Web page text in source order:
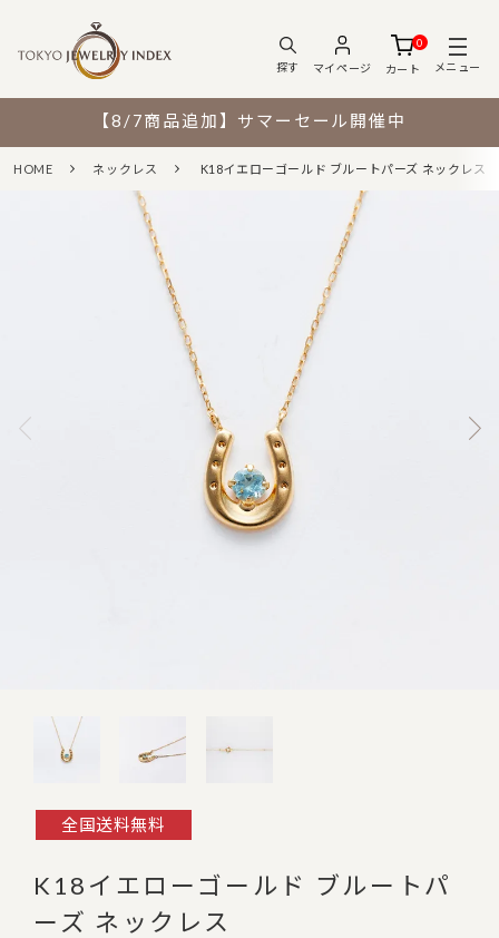
探す マイページ
0
カート
メニュー
【8/7商品追加】サマーセール開催中
HOME ネックレス K18イエローゴールド ブルートパーズ ネックレス
全国送料無料
K18イエローゴールド ブルートパ
ーズ ネックレス